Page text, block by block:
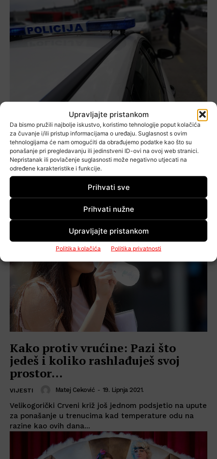
Upravljajte pristankom
Da bismo pružili najbolje iskustvo, koristimo tehnologije poput kolačića
za čuvanje i/ili pristup informacijama o uređaju. Suglasnost s ovim
tehnologijama će nam omogućiti da obrađujemo podatke kao što su
ponašanje pri pregledavanju ili jedinstveni ID-ovi na ovoj web stranici.
Nepristanak ili povlačenje suglasnosti može negativno utjecati na
određene karakteristike i funkcije.
Prihvati sve
Prihvati nužne
Upravljajte pristankom
Politika kolačića Politika privatnosti
Provjeravali alkohol i drogu, a
rezultat akcije – nula!
CRNA KRONIKA Matej Ceković - 20. Lipnja 2021.
Policijski službenici 24 sata su bili na terenu, a
najčešći prekršaji bili su oni povezani s prekoračenjem
Kako protiv vrućine: Pazi što
jedeš i koliko rashlađuješ svoj
prostor…
VIJESTI Matej Ceković - 19. Lipnja 2021.
Velikogorički Crveni križ još jednom podsjetio na upute
za ponašanje u trenucima kad temperature odu na
razine kao ovih dana...